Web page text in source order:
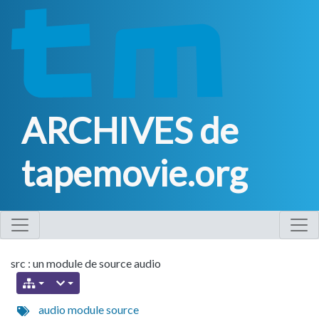
ARCHIVES de
tapemovie.org
src : un module de source audio
audiomodulesource